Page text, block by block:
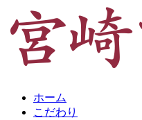
ホーム
こだわり